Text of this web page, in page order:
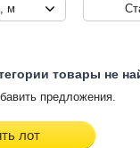
м
товары не
предложения.
лот